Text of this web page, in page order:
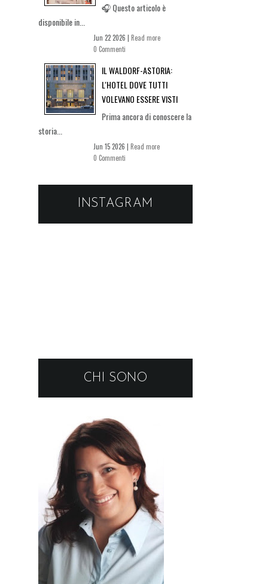
🎧 Questo articolo è
disponibile in...
Jun 22 2026 | Read more
0 Commenti
IL WALDORF-ASTORIA:
L'HOTEL DOVE TUTTI
VOLEVANO ESSERE VISTI
Prima ancora di conoscere la
storia...
Jun 15 2026 | Read more
0 Commenti
INSTAGRAM
CHI SONO